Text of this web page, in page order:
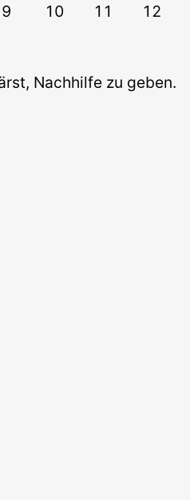
9 10 11 12
Nachhilfe zu geben.